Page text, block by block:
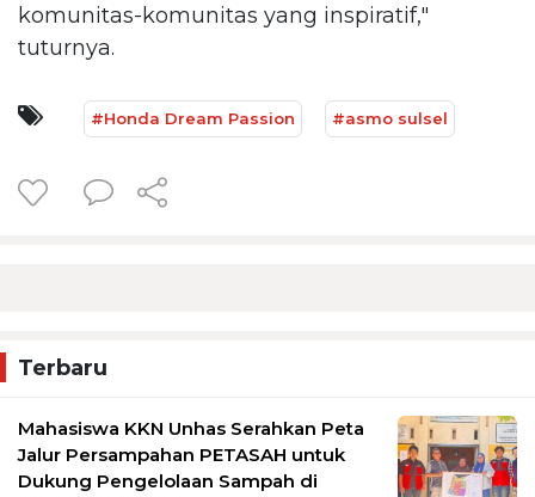
komunitas-komunitas yang inspiratif,"
tuturnya.
#Honda Dream Passion #asmo sulsel
Terbaru
Mahasiswa KKN Unhas Serahkan Peta
Jalur Persampahan PETASAH untuk
Dukung Pengelolaan Sampah di